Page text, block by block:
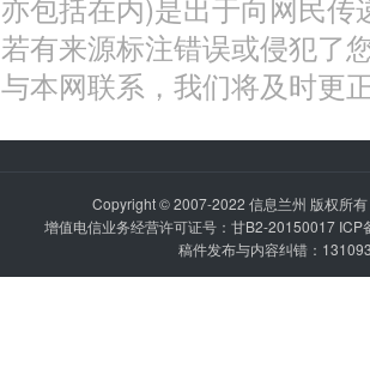
若有来源标注错误或侵犯了
与本网联系，我们将及时更
Copyright © 2007-2022 信息兰州 版权所
增值电信业务经营许可证号：甘B2-20150017 ICP
稿件发布与内容纠错：